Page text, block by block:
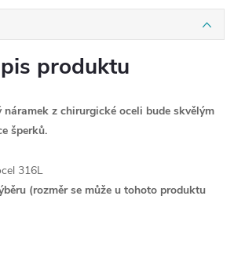
produktu
náramek z chirurgické oceli bude skvělým
šperků.
316L
(rozměr se může u tohoto produktu